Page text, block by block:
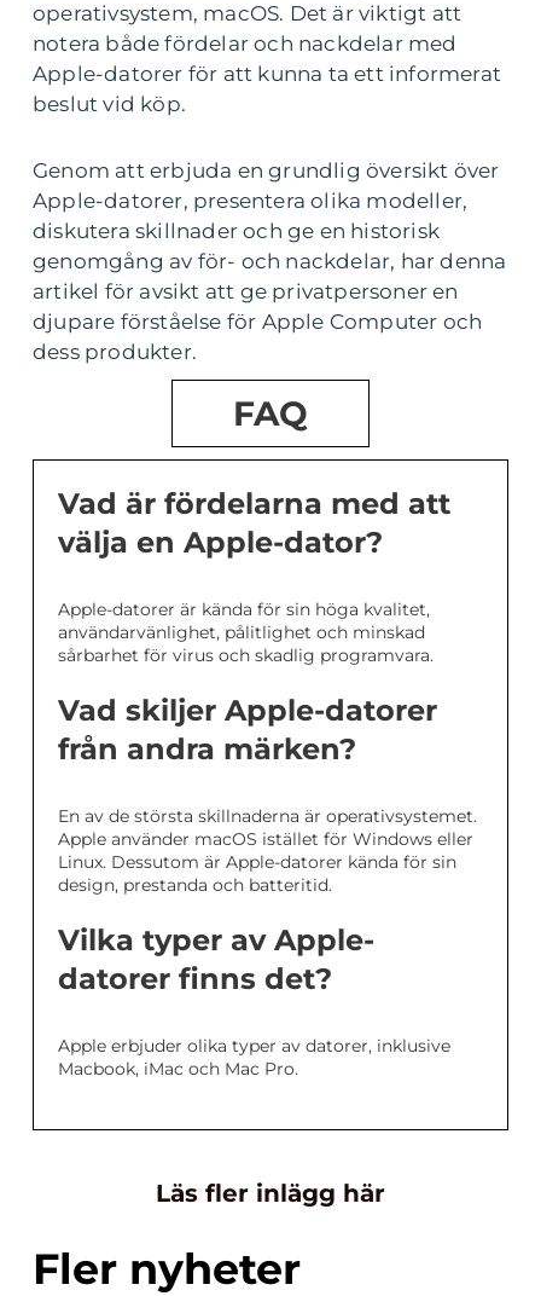
operativsystem, macOS. Det är viktigt att
notera både fördelar och nackdelar med
Apple-datorer för att kunna ta ett informerat
beslut vid köp.
Genom att erbjuda en grundlig översikt över
Apple-datorer, presentera olika modeller,
diskutera skillnader och ge en historisk
genomgång av för- och nackdelar, har denna
artikel för avsikt att ge privatpersoner en
djupare förståelse för Apple Computer och
dess produkter.
FAQ
Vad är fördelarna med att
välja en Apple-dator?
Apple-datorer är kända för sin höga kvalitet,
användarvänlighet, pålitlighet och minskad
sårbarhet för virus och skadlig programvara.
Vad skiljer Apple-datorer
från andra märken?
En av de största skillnaderna är operativsystemet.
Apple använder macOS istället för Windows eller
Linux. Dessutom är Apple-datorer kända för sin
design, prestanda och batteritid.
Vilka typer av Apple-
datorer finns det?
Apple erbjuder olika typer av datorer, inklusive
Macbook, iMac och Mac Pro.
Läs fler inlägg här
Fler nyheter